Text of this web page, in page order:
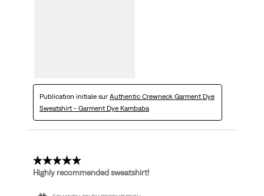
Publication initiale sur Authentic Crewneck Garment Dye
Sweatshirt - Garment Dye Kambaba
5 étoile(s) sur 5.
Highly recommended sweatshirt!